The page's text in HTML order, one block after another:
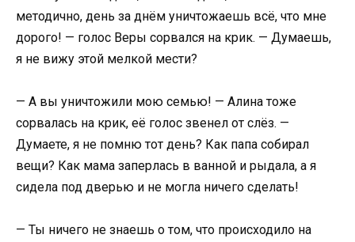
методично, день за днём уничтожаешь всё, что мне
дорого! — голос Веры сорвался на крик. — Думаешь,
я не вижу этой мелкой мести?
— А вы уничтожили мою семью! — Алина тоже
сорвалась на крик, её голос звенел от слёз. —
Думаете, я не помню тот день? Как папа собирал
вещи? Как мама заперлась в ванной и рыдала, а я
сидела под дверью и не могла ничего сделать!
— Ты ничего не знаешь о том, что происходило на